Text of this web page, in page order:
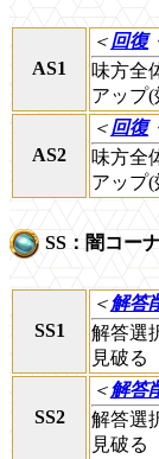
AS1
＜回復
味方全
アップ(
AS2
＜回復
味方全
アップ(
SS：闇コー
SS1
＜解答
解答選
見破る
SS2
＜解答
解答選
見破る